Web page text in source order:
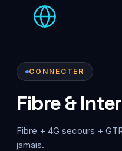
CONNECTER
Fibre &
Fibre + 4G secours +
jamais.